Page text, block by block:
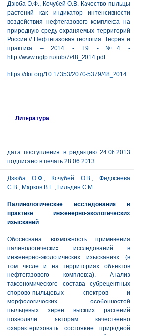
Дзюба О.Ф., Кочубей О.В. Качество пыльцы
растений как индикатор интенсивности
воздействия нефтегазового комплекса на
природную среду охраняемых территорий
России // Нефтегазовая геология. Теория и
практика. – 2014. - Т.9. - №4. -
http://www.ngtp.ru/rub/7/48_2014.pdf
https://doi.org/10.17353/2070-5379/48_2014
Литература
дата поступления в редакцию 24.06.2013
подписано в печать 28.06.2013
Дзюба О.Ф., Кочубей О.В., Федосеева
С.В., Марков В.Е., Гильдин С.М.
Палинологические исследования в
практике инженерно-экологических
изысканий
Обоснована возможность применения
палинологических исследований в
инженерно-экологических изысканиях (в
том числе и на территориях объектов
нефтегазового комплекса). Анализ
таксономического состава субрецентных
спорово-пыльцевых спектров и
морфологических особенностей
пыльцевых зерен высших растений
позволили авторам качественно
охарактеризовать состояние природной